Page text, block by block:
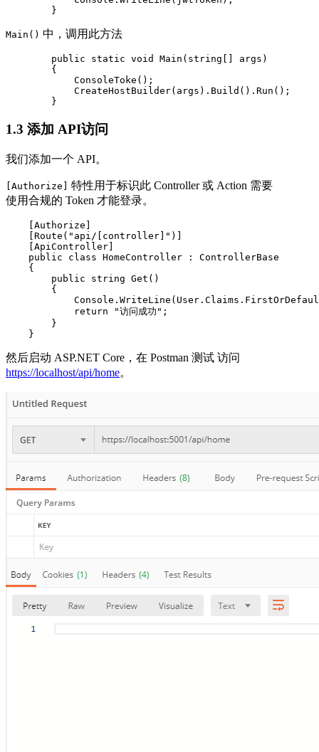
        }
Main() 中，调用此方法
        public static void Main(string[] args)
        {
            ConsoleToke();
            CreateHostBuilder(args).Build().Run();
        }
1.3 添加 API访问
我们添加一个 API。
[Authorize]
特性用于标识此 Controller 或 Action 需要
使用合规的 Token 才能登录。
    [Authorize]
    [Route("api/[controller]")]
    [ApiController]
    public class HomeController : ControllerBase
    {
        public string Get()
        {
            return "访问成功";
        }
    }
然后启动 ASP.NET Core，在 Postman 测试 访问
https://localhost/api/home。